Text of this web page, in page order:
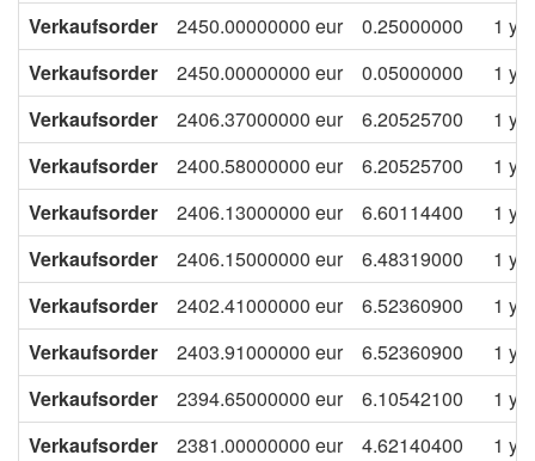
Verkaufsorder
2450.00000000 eur 0.25000000
1
Verkaufsorder
2450.00000000 eur 0.05000000
1
Verkaufsorder
2406.37000000 eur 6.20525700
1
Verkaufsorder
2400.58000000 eur 6.20525700
1
Verkaufsorder
2406.13000000 eur 6.60114400
1
Verkaufsorder
2406.15000000 eur 6.48319000
1
Verkaufsorder
2402.41000000 eur 6.52360900
1
Verkaufsorder
2403.91000000 eur 6.52360900
1
Verkaufsorder
2394.65000000 eur 6.10542100
1
Verkaufsorder
2381.00000000 eur 4.62140400
1